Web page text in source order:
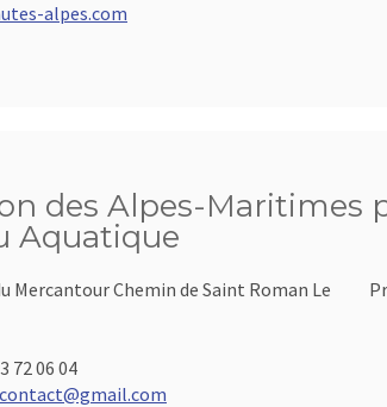
alpes.com
des Alpes-Maritimes
Aquatique
Mercantour Chemin de Saint Roman Le
72 06 04